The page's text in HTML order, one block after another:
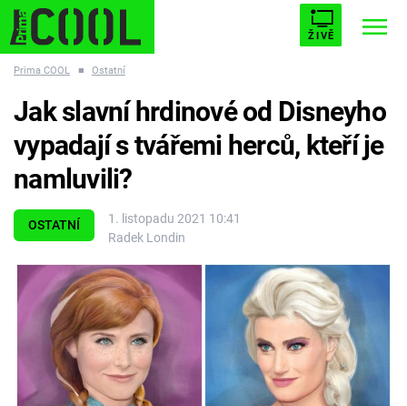
ŽIVĚ
ESCAPE PLNEJ KOTEL AVENGERS 5
Témata
Filmy
Seriály
Hry
Prima COOL ■ Ostatní
OSTATNÍ
1. listopadu 2021 10:41
Radek Londin
Jak slavní hrdinové od Disneyho
vypadají s tvářemi herců, kteří je
namluvili?